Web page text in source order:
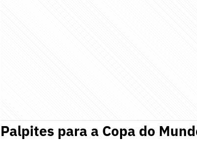
Palpites para a Copa do